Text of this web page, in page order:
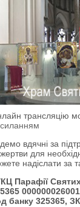
трансляцію
вдячні за
для
надіслати за
Парафії
банку 325365,